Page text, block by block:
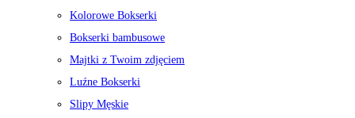
Kolorowe Bokserki
Bokserki bambusowe
Majtki z Twoim zdjęciem
Luźne Bokserki
Slipy Męskie